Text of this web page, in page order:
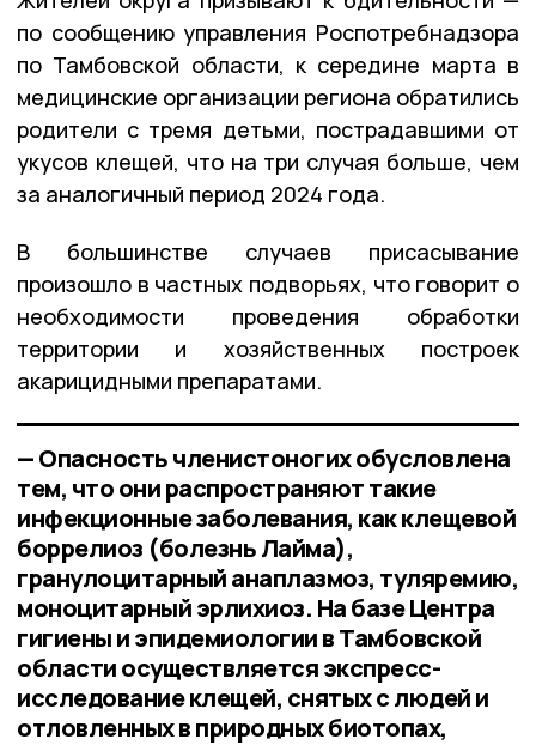
по сообщению управления Роспотребнадзора
по Тамбовской области, к середине марта в
медицинские организации региона обратились
родители с тремя детьми, пострадавшими от
укусов клещей, что на три случая больше, чем
за аналогичный период 2024 года.
В большинстве случаев присасывание
произошло в частных подворьях, что говорит о
необходимости проведения обработки
территории и хозяйственных построек
акарицидными препаратами.
— Опасность членистоногих обусловлена
тем, что они распространяют такие
инфекционные заболевания, как клещевой
боррелиоз (болезнь Лайма),
гранулоцитарный анаплазмоз, туляремию,
моноцитарный эрлихиоз. На базе Центра
гигиены и эпидемиологии в Тамбовской
области осуществляется экспресс-
исследование клещей, снятых с людей и
отловленных в природных биотопах,